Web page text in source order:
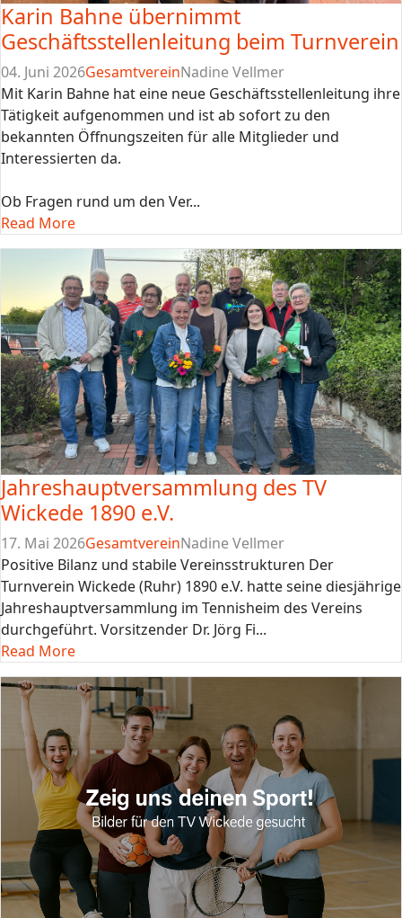
Karin Bahne übernimmt
Geschäftsstellenleitung beim Turnverein
04. Juni 2026GesamtvereinNadine Vellmer
Mit Karin Bahne hat eine neue Geschäftsstellenleitung ihre
Tätigkeit aufgenommen und ist ab sofort zu den
bekannten Öffnungszeiten für alle Mitglieder und
Interessierten da.
Ob Fragen rund um den Ver...
Read More
Jahreshauptversammlung des TV
Wickede 1890 e.V.
17. Mai 2026GesamtvereinNadine Vellmer
Positive Bilanz und stabile Vereinsstrukturen Der
Turnverein Wickede (Ruhr) 1890 e.V. hatte seine diesjährige
Jahreshauptversammlung im Tennisheim des Vereins
durchgeführt. Vorsitzender Dr. Jörg Fi...
Read More